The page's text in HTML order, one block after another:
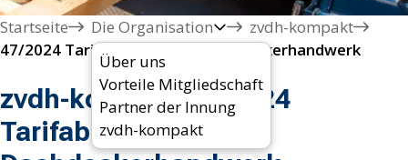
Startseite
Die Organisation
Über uns
Vorteile Mitgliedschaft
Partner der Innung
zvdh-kompakt
zvdh-kompakt
47/2024 Tarifabschluss im Dachdeckerhandwerk
zvdh-kompakt 47/2024
Tarifabschluss im